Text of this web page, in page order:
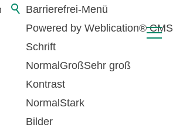
Barrierefrei-Menü
Powered by Weblication® CMS
Schrift
Normal GroßSehr groß
Kontrast
Normal Stark
Bilder